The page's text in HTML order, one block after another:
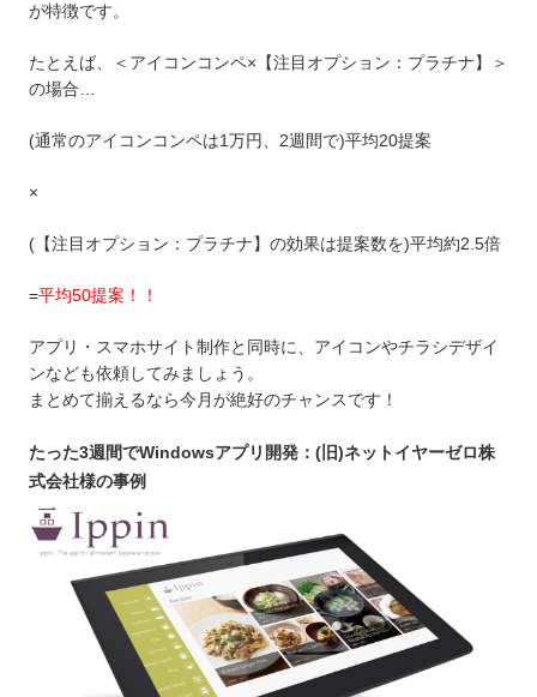
が特徴です。
たとえば、＜アイコンコンペ×【注目オプション：プラチナ】＞
の場合…
(通常のアイコンコンペは1万円、2週間で)平均20提案
×
(【注目オプション：プラチナ】の効果は提案数を)平均約2.5倍
=平均50提案！！
アプリ・スマホサイト制作と同時に、アイコンやチラシデザイ
ンなども依頼してみましょう。
まとめて揃えるなら今月が絶好のチャンスです！
たった3週間でWindowsアプリ開発：(旧)ネットイヤーゼロ株
式会社様の事例